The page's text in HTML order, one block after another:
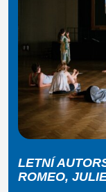
LETNÍ
ROMEO,